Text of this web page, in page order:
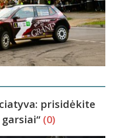
prisidėkite
(0)